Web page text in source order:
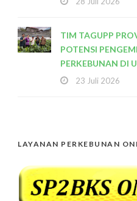
TIM TAGUPP
POTENSI
PERKEBUNAN DI
23 Juli 2026
LAYANAN PERKEBUNAN